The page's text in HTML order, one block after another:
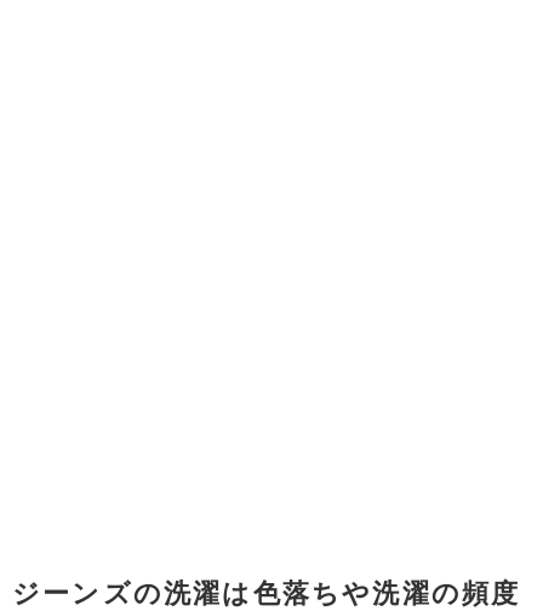
ジーンズの洗濯は色落ちや洗濯の頻度